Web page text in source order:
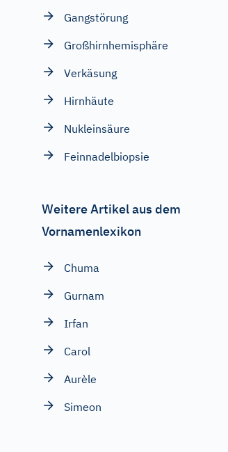
Gangstörung
Großhirnhemisphäre
Verkäsung
Hirnhäute
Nukleinsäure
Feinnadelbiopsie
Weitere Artikel aus dem
Vornamenlexikon
Chuma
Gurnam
Irfan
Carol
Aurèle
Simeon